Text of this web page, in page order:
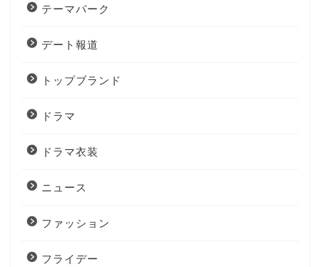
テーマパーク
デート報道
トップブランド
ドラマ
ドラマ衣装
ニュース
ファッション
フライデー